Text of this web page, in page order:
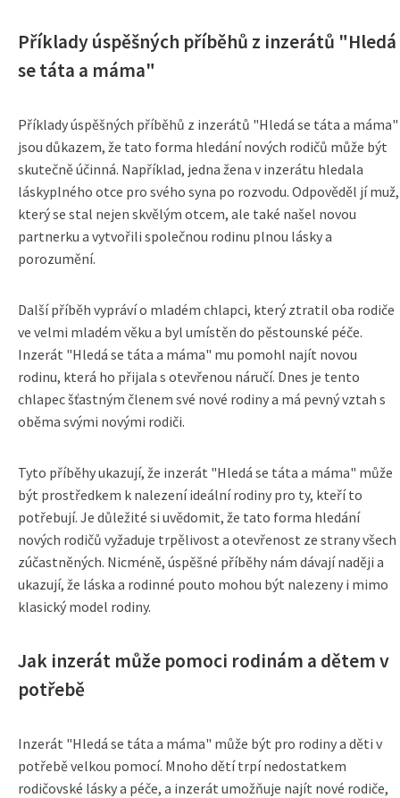
Příklady úspěšných příběhů z inzerátů "Hledá
se táta a máma"
Příklady úspěšných příběhů z inzerátů "Hledá se táta a máma"
jsou důkazem, že tato forma hledání nových rodičů může být
skutečně účinná. Například, jedna žena v inzerátu hledala
láskyplného otce pro svého syna po rozvodu. Odpověděl jí muž,
který se stal nejen skvělým otcem, ale také našel novou
partnerku a vytvořili společnou rodinu plnou lásky a
porozumění.
Další příběh vypráví o mladém chlapci, který ztratil oba rodiče
ve velmi mladém věku a byl umístěn do pěstounské péče.
Inzerát "Hledá se táta a máma" mu pomohl najít novou
rodinu, která ho přijala s otevřenou náručí. Dnes je tento
chlapec šťastným členem své nové rodiny a má pevný vztah s
oběma svými novými rodiči.
Tyto příběhy ukazují, že inzerát "Hledá se táta a máma" může
být prostředkem k nalezení ideální rodiny pro ty, kteří to
potřebují. Je důležité si uvědomit, že tato forma hledání
nových rodičů vyžaduje trpělivost a otevřenost ze strany všech
zúčastněných. Nicméně, úspěšné příběhy nám dávají naději a
ukazují, že láska a rodinné pouto mohou být nalezeny i mimo
klasický model rodiny.
Jak inzerát může pomoci rodinám a dětem v
potřebě
Inzerát "Hledá se táta a máma" může být pro rodiny a děti v
potřebě velkou pomocí. Mnoho dětí trpí nedostatkem
rodičovské lásky a péče, a inzerát umožňuje najít nové rodiče,